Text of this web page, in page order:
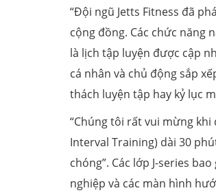
“Đội ngũ Jetts Fitness đã
cộng đồng. Các chức năng
là lịch tập luyện được cập
cá nhân và chủ động sắp
thách luyện tập hay kỷ lục
“Chúng tôi rất vui mừng khi
Interval Training) dài 30
chóng”. Các lớp J-series
nghiệp và các màn hình